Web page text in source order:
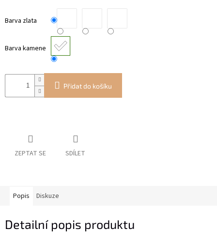
Barva zlata
Barva kamene
Přidat do košíku
ZEPTAT SE SDÍLET
Popis Diskuze
Detailní popis produktu